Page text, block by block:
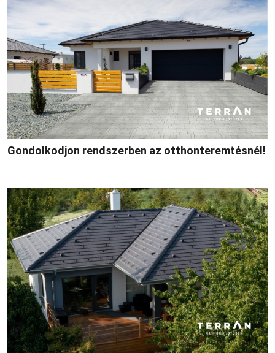
Gondolkodjon rendszerben az otthonteremtésnél!